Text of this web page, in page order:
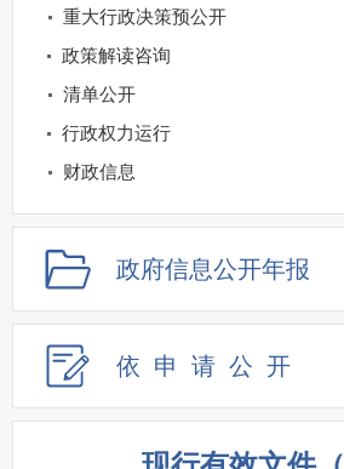
重大行政决策预公开
政策解读咨询
清单公开
行政权力运行
财政信息
重点领域公开
规划信息
建议提案办理
公务员及事业单位招录
应急管理
回应关切
政府信息公开年报
依申请公 开